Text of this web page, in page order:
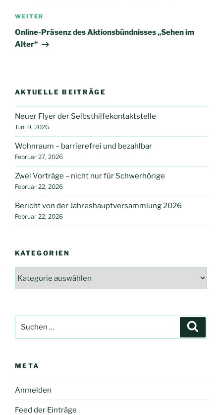
Nächster
Beitrag
WEITER
Online-Präsenz des Aktionsbündnisses „Sehen im
Alter“
AKTUELLE BEITRÄGE
Neuer Flyer der Selbsthilfekontaktstelle
Juni 9, 2026
Wohnraum – barrierefrei und bezahlbar
Februar 27, 2026
Zwei Vorträge – nicht nur für Schwerhörige
Februar 22, 2026
Bericht von der Jahreshauptversammlung 2026
Februar 22, 2026
KATEGORIEN
nach:
META
Anmelden
Feed der Einträge